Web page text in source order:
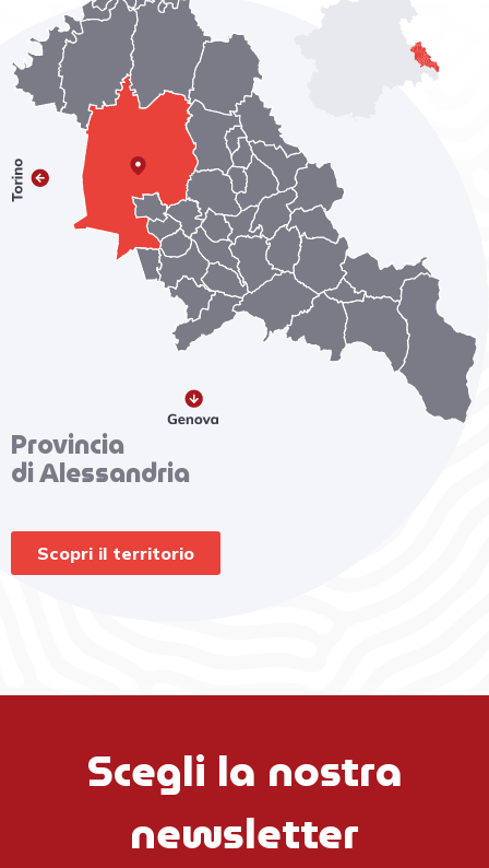
Provincia
di Alessandria
Scopri il territorio
Scegli la nostra
newsletter